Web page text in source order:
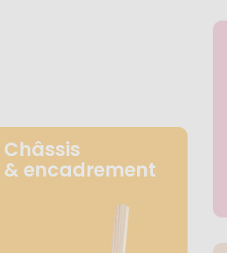
Châssis
& encadrement